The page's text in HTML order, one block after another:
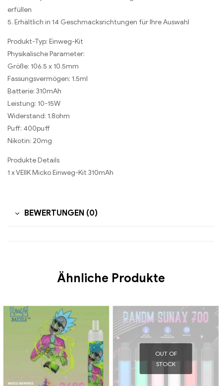
erfüllen
5. Erhältlich in 14 Geschmacksrichtungen für Ihre Auswahl
Produkt-Typ: Einweg-Kit
Physikalische Parameter:
Größe: 106.5 x 10.5mm
Fassungsvermögen: 1.5ml
Batterie: 310mAh
Leistung: 10-15W
Widerstand: 1.8ohm
Puff: 400puff
Nikotin: 20mg
Produkte Details
1 x VEIIK Micko Einweg-Kit 310mAh
BEWERTUNGEN (0)
Ähnliche Produkte
OUT OF
STOCK